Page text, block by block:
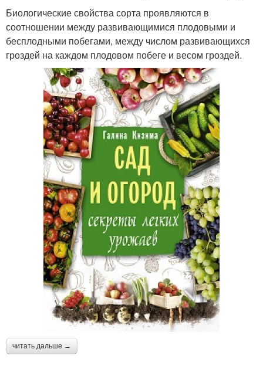
Биологические свойства сорта проявляются в
соотношении между развивающимися плодовыми и
бесплодными побегами, между числом развивающихся
гроздей на каждом плодовом побеге и весом гроздей.
читать дальше →